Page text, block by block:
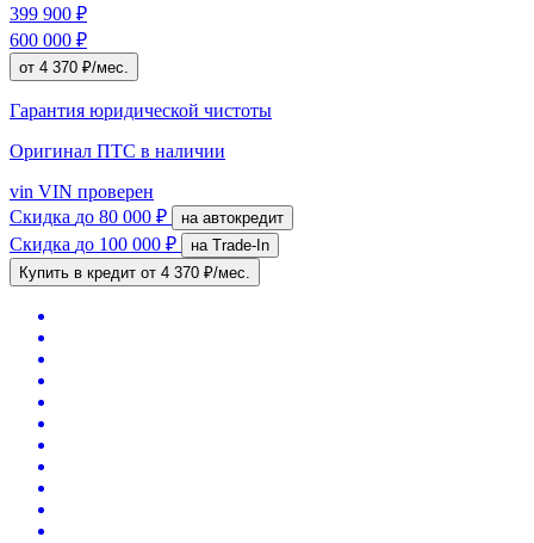
399 900 ₽
600 000 ₽
от 4 370 ₽/мес.
Гарантия юридической чистоты
Оригинал ПТС в наличии
vin VIN проверен
Скидка до 80 000 ₽ на автокредит
Скидка до 100 000 ₽
на Trade-In
Купить в кредит от 4 370 ₽/мес.